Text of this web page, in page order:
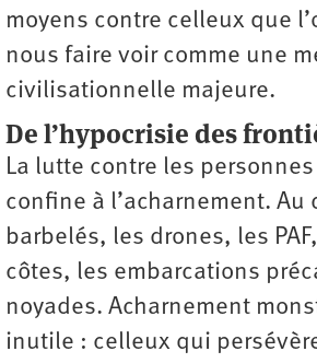
moyens contre celleux que
nous faire voir comme une
civilisationnelle majeure.
De l’hypocrisie des
La lutte contre les
confine à l’acharnement. Au
barbelés, les drones, les
côtes, les embarcations
noyades. Acharnement
inutile : celleux qui